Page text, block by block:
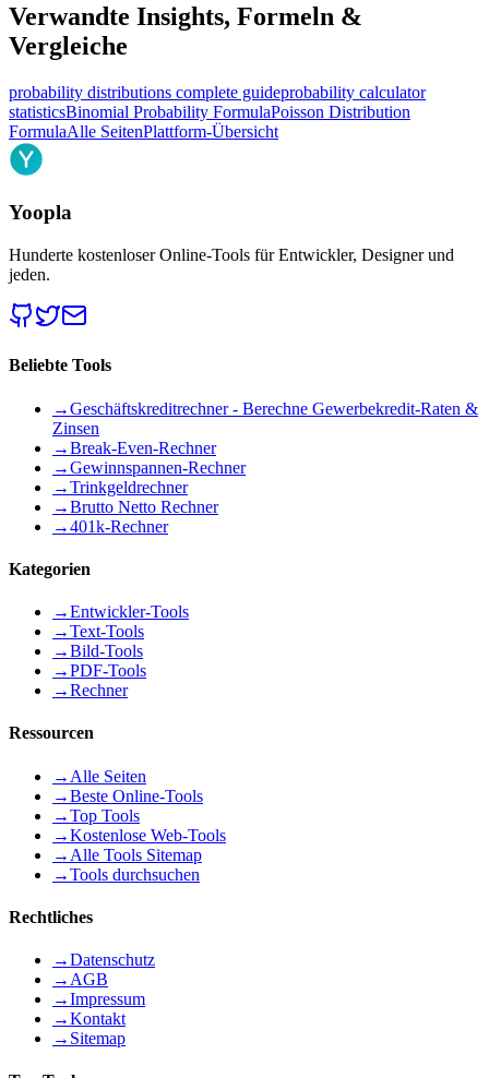
Verwandte Insights, Formeln &
Vergleiche
probability distributions complete guideprobability calculator
statisticsBinomial Probability FormulaPoisson Distribution
FormulaAlle SeitenPlattform-Übersicht
Yoopla
Hunderte kostenloser Online-Tools für Entwickler, Designer und
jeden.
Beliebte Tools
→Geschäftskreditrechner - Berechne Gewerbekredit-Raten &
Zinsen
→Break-Even-Rechner
→Gewinnspannen-Rechner
→Trinkgeldrechner
→Brutto Netto Rechner
→401k-Rechner
Kategorien
→Entwickler-Tools
→Text-Tools
→Bild-Tools
→PDF-Tools
→Rechner
Ressourcen
→ Alle Seiten
→Beste Online-Tools
→Top Tools
→Kostenlose Web-Tools
→ Alle Tools Sitemap
→Tools durchsuchen
Rechtliches
→Datenschutz
→ AGB
→Impressum
→Kontakt
→ Sitemap